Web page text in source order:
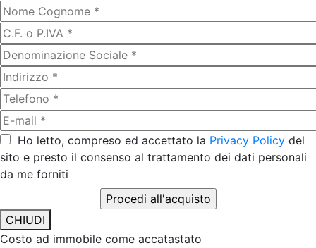
Ho letto, compreso ed accettato la Privacy Policy del
sito e presto il consenso al trattamento dei dati personali
da me forniti
CHIUDI
Costo ad immobile come accatastato